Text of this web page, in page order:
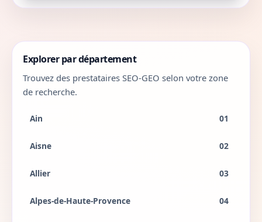
Explorer par département
Trouvez des prestataires SEO-GEO selon votre zone
de recherche.
Ain 01
Aisne 02
Allier 03
Alpes-de-Haute-Provence 04